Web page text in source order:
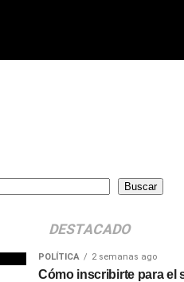
Buscar
DESTACADO
POLÍTICA 2 semanas ago
Cómo inscribirte para el